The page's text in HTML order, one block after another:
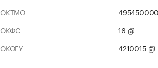
ОКТМО
ОКФС
16
ОКОГУ
4210015